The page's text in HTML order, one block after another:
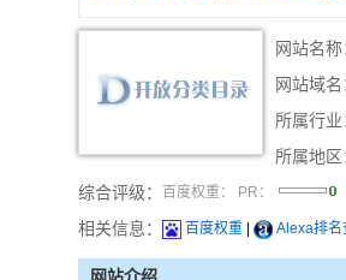
网站名称
网站域名
所属行业
所属地区
综合评级： 百度权重： PR：
相关信息： 百度权重 Alexa排名